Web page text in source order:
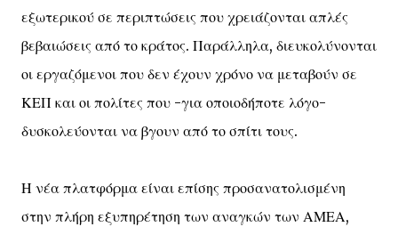
εξωτερικού σε περιπτώσεις που χρειάζονται απλές
βεβαιώσεις από το κράτος. Παράλληλα, διευκολύνονται
οι εργαζόμενοι που δεν έχουν χρόνο να μεταβούν σε
ΚΕΠ και οι πολίτες που -για οποιοδήποτε λόγο-
δυσκολεύονται να βγουν από το σπίτι τους.
Η νέα πλατφόρμα είναι επίσης προσανατολισμένη
στην πλήρη εξυπηρέτηση των αναγκών των ΑΜΕΑ,